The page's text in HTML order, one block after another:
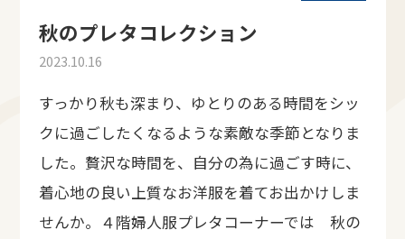
秋のプレタコレクション
2023.10.16
すっかり秋も深まり、ゆとりのある時間をシッ
クに過ごしたくなるような素敵な季節となりま
した。贅沢な時間を、自分の為に過ごす時に、
着心地の良い上質なお洋服を着てお出かけしま
せんか。４階婦人服プレタコーナーでは 秋の